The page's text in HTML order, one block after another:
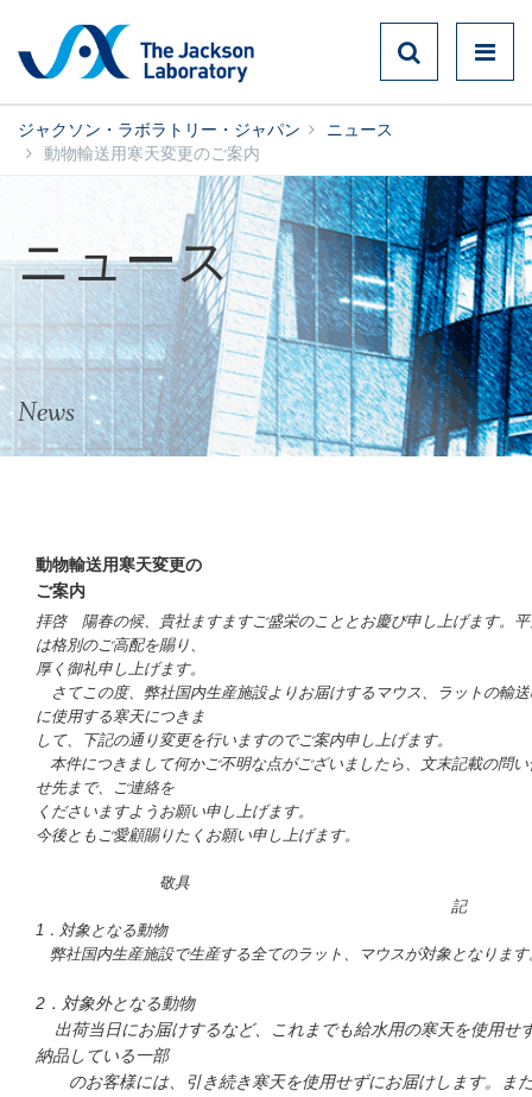
ジャクソン・ラボラトリー・ジャパン
ニュース
動物輸送用寒天変更のご案内
ニュース
News
動物輸送用寒天変更の
ご案内
拝啓 陽春の候、貴社ますますご盛栄のこととお慶び申し上げます。
は格別のご高配を賜り、
厚く御礼申し上げます。
さてこの度、弊社国内生産施設よりお届けするマウス、ラットの輸
に使用する寒天につきま
して、下記の通り変更を行いますのでご案内申し上げます。
本件につきまして何かご不明な点がございましたら、文末記載の問い
せ先まで、ご連絡を
くださいますようお願い申し上げます。
今後ともご愛顧賜りたくお願い申し上げます。
敬具
記
1．対象となる動物
弊社国内生産施設で生産する全てのラット、マウスが対象となります
2．対象外となる動物
出荷当日にお届けするなど、これまでも給水用の寒天を使用せ
納品している一部
のお客様には、引き続き寒天を使用せずにお届けします。ま